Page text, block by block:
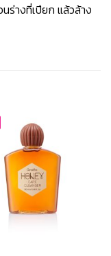
ร่างที่เปียก แล้วล้าง